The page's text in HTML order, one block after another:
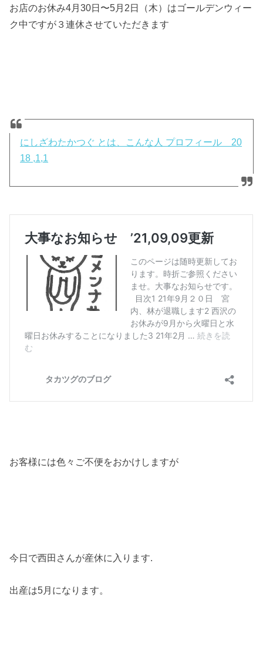
お店のお休み4月30日〜5月2日（木）はゴールデンウィー
ク中ですが３連休させていただきます
にしざわたかつぐ とは、こんな人 プロフィール 20
18 ,1,1
お客様には色々ご不便をおかけしますが
今日で西田さんが産休に入ります.
出産は5月になります。